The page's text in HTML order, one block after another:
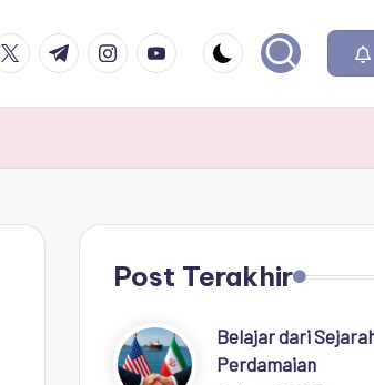
t.me instagram.com
youtube.com
Post Terakhir
Belajar dari
Perdamaian